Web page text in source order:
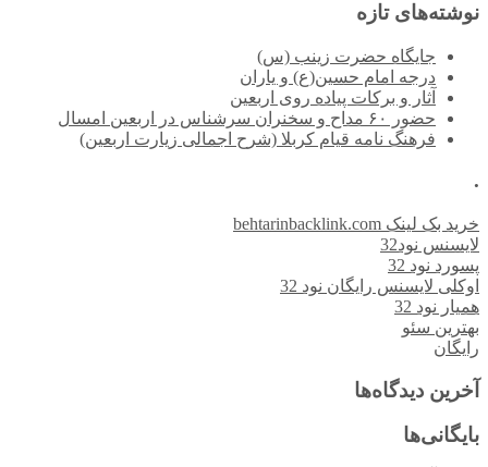
نوشته‌های تازه
جایگاه حضرت زینب (س)
درجه امام حسین(ع) و یاران
آثار و برکات پیاده روی اربعین
حضور ۶۰ مداح و سخنران سرشناس در اربعین امسال
فرهنگ نامه قیام کربلا (شرح اجمالی زیارت اربعین)
.
خرید بک لینک behtarinbacklink.com
لایسنس نود32
پسورد نود 32
اوکلی لایسنس رایگان نود 32
همیار نود 32
بهترین سئو
رایگان
آخرین دیدگاه‌ها
بایگانی‌ها